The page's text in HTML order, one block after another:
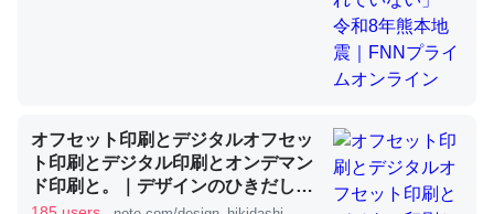
類は苦労してるんだな…。腹足類だと殻を無くしてナメク
ジになったり努力してるし。
─ニュース :: 【研究発表】昆虫学の大問題＝「昆虫はなぜ海にいな
いのか」に関する新仮説
オフセット印刷とデジタルオフセッ
ト印刷とデジタル印刷とオンデマン
ド印刷と。｜デザインのひきだし
津田淳子